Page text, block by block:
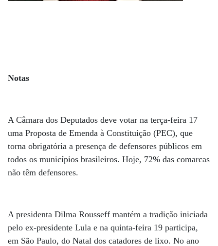
Notas
A Câmara dos Deputados deve votar na terça-feira 17
uma Proposta de Emenda à Constituição (PEC), que
torna obrigatória a presença de defensores públicos em
todos os municípios brasileiros. Hoje, 72% das comarcas
não têm defensores.
A presidenta Dilma Rousseff mantém a tradição iniciada
pelo ex-presidente Lula e na quinta-feira 19 participa,
em São Paulo, do Natal dos catadores de lixo. No ano